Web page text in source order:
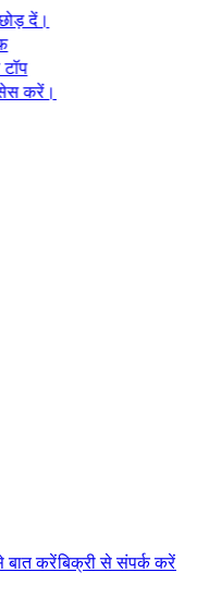
दें।
बात करें​​बिक्री से संपर्क करें​​